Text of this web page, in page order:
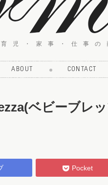
児・家事・仕事の
ABOUT CONTACT
ベビーブレ
Pocket